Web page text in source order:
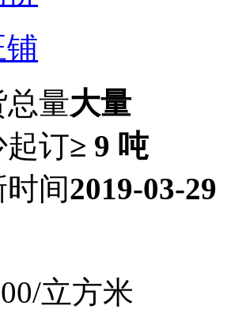
量大量
订≥ 9 吨
间2019-03-29
/立方米